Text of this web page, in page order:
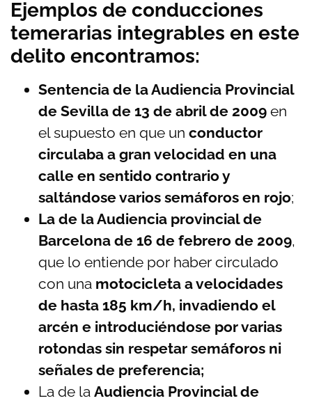
Ejemplos de conducciones
temerarias integrables en este
delito encontramos:
Sentencia de la Audiencia Provincial
de Sevilla de 13 de abril de 2009 en
el supuesto en que un conductor
circulaba a gran velocidad en una
calle en sentido contrario y
saltándose varios semáforos en rojo;
La de la Audiencia provincial de
Barcelona de 16 de febrero de 2009,
que lo entiende por haber circulado
con una motocicleta a velocidades
de hasta 185 km/h, invadiendo el
arcén e introduciéndose por varias
rotondas sin respetar semáforos ni
señales de preferencia;
La de la Audiencia Provincial de